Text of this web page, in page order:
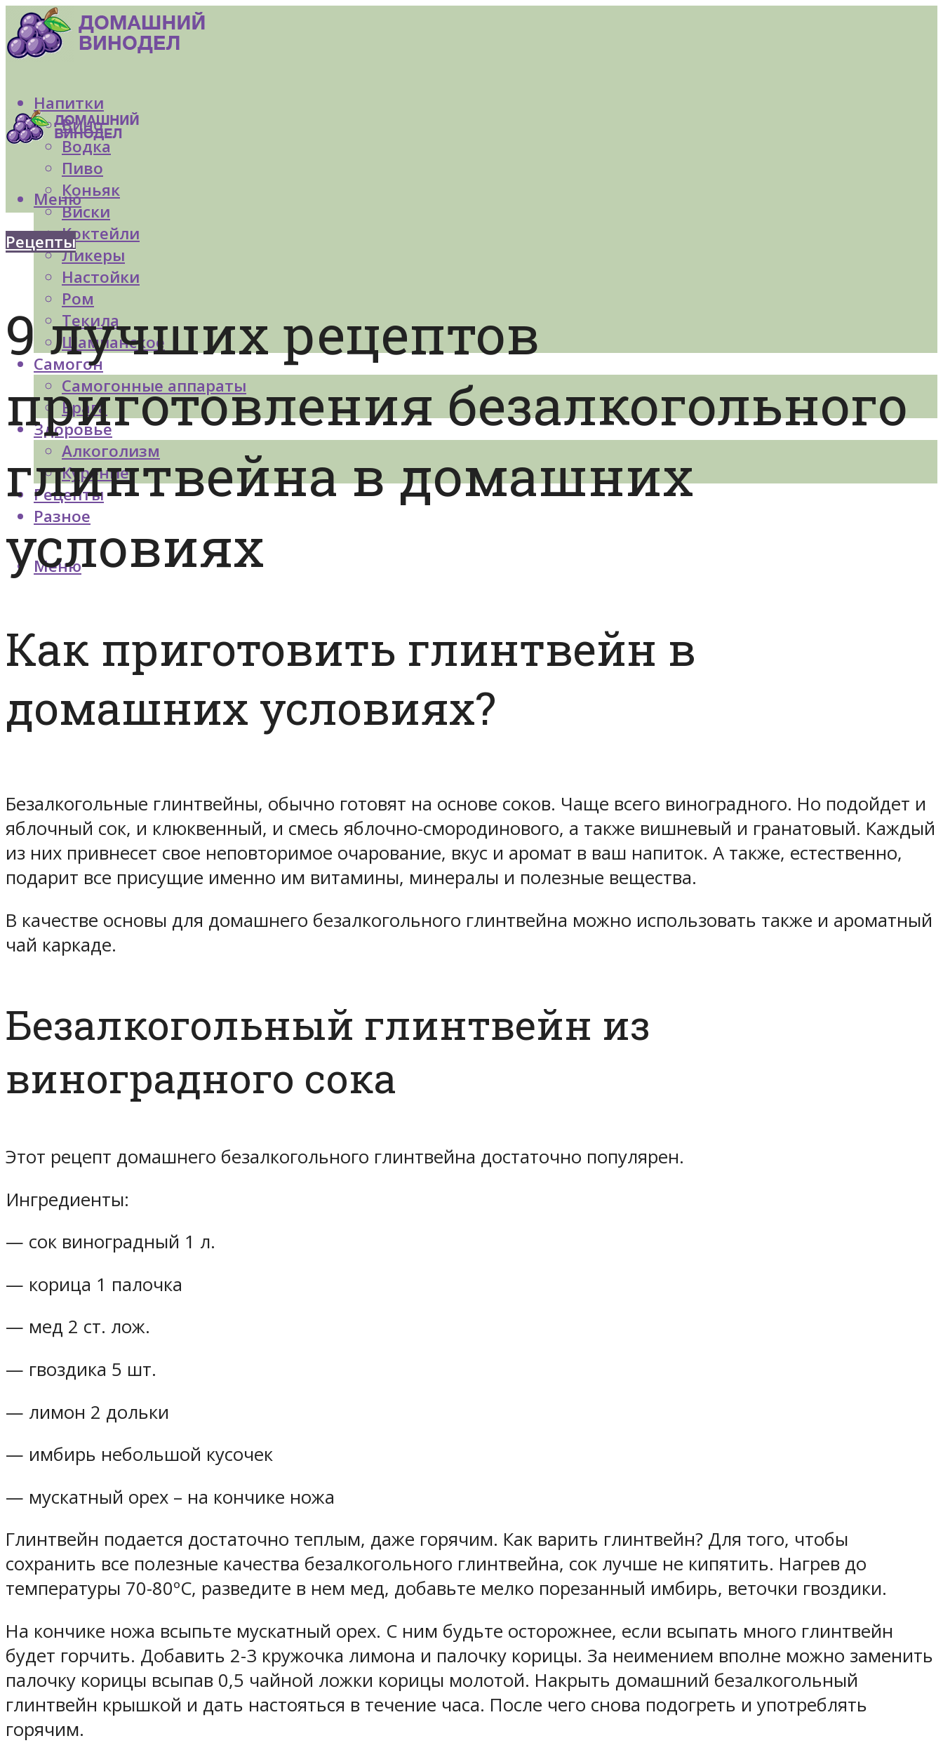
Напитки
Вино
Водка
Пиво
Коньяк
Виски
Коктейли
Ликеры
Настойки
Ром
Текила
Шампанское
Самогон
Самогонные аппараты
Брага
Здоровье
Алкоголизм
Курение
Рецепты
Разное
Меню
Меню
Рецепты
9 лучших рецептов
приготовления безалкогольного
глинтвейна в домашних
условиях
Как приготовить глинтвейн в
домашних условиях?
Безалкогольные глинтвейны, обычно готовят на основе соков. Чаще всего виноградного. Но подойдет и
яблочный сок, и клюквенный, и смесь яблочно-смородинового, а также вишневый и гранатовый. Каждый
из них привнесет свое неповторимое очарование, вкус и аромат в ваш напиток. А также, естественно,
подарит все присущие именно им витамины, минералы и полезные вещества.
В качестве основы для домашнего безалкогольного глинтвейна можно использовать также и ароматный
чай каркаде.
Безалкогольный глинтвейн из
виноградного сока
Этот рецепт домашнего безалкогольного глинтвейна достаточно популярен.
Ингредиенты:
— сок виноградный 1 л.
— корица 1 палочка
— мед 2 ст. лож.
— гвоздика 5 шт.
— лимон 2 дольки
— имбирь небольшой кусочек
— мускатный орех – на кончике ножа
Глинтвейн подается достаточно теплым, даже горячим. Как варить глинтвейн? Для того, чтобы
сохранить все полезные качества безалкогольного глинтвейна, сок лучше не кипятить. Нагрев до
температуры 70-80ºС, разведите в нем мед, добавьте мелко порезанный имбирь, веточки гвоздики.
На кончике ножа всыпьте мускатный орех. С ним будьте осторожнее, если всыпать много глинтвейн
будет горчить. Добавить 2-3 кружочка лимона и палочку корицы. За неимением вполне можно заменить
палочку корицы всыпав 0,5 чайной ложки корицы молотой. Накрыть домашний безалкогольный
глинтвейн крышкой и дать настояться в течение часа. После чего снова подогреть и употреблять
горячим.